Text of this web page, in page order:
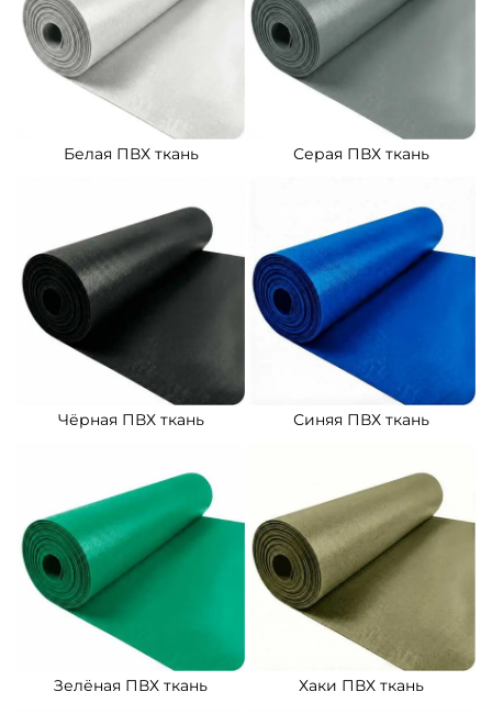
Белая ПВХ ткань Серая ПВХ ткань
Чёрная ПВХ ткань Синяя ПВХ ткань
Зелёная ПВХ ткань Хаки ПВХ ткань